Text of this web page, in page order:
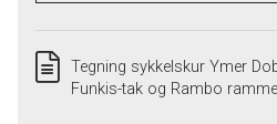
Tegning sykkelskur Ymer
Funkis-tak og Rambo